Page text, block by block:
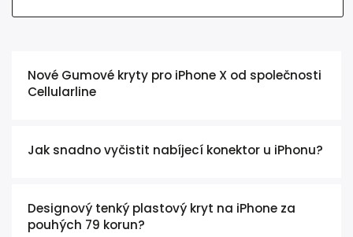
Nové Gumové kryty pro iPhone X od společnosti
Cellularline
Jak snadno vyčistit nabíjecí konektor u iPhonu?
Designový tenký plastový kryt na iPhone za
pouhých 79 korun?